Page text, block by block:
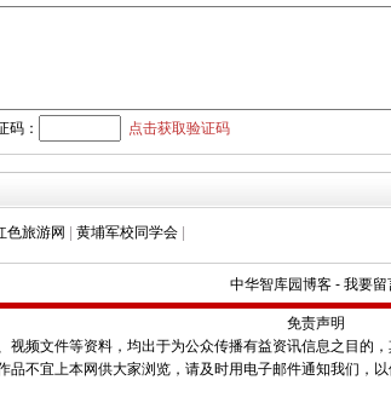
： 点击获取验证码
色旅游网 黄埔军校同学会
中华智库园博客- 我要留
免责声明
频文件等资料，均出于为公众传播有益资讯信息之目的
不宜上本网供大家浏览，请及时用电子邮件通知我们，